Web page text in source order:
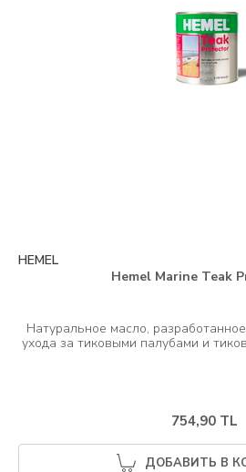
HEMEL
Hemel Marine Teak
Натуральное масло,
754,90 TL
ДОБАВИТЬ В